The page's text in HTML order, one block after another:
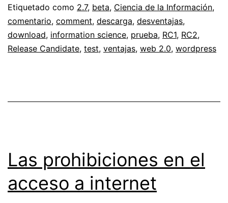
2
Etiquetado como 2.7, beta, Ciencia de la Información,
comentario, comment, descarga, desventajas,
download, information science, prueba, RC1, RC2,
Release Candidate, test, ventajas, web 2.0, wordpress
Las prohibiciones en el
acceso a internet